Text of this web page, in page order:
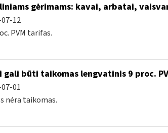
gėrimams: kavai, arbatai,
12
PVM tarifas.
būti taikomas lengvatinis 9 proc.
01
nėra taikomas.